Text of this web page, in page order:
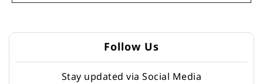
Follow Us
Stay updated via Social Media